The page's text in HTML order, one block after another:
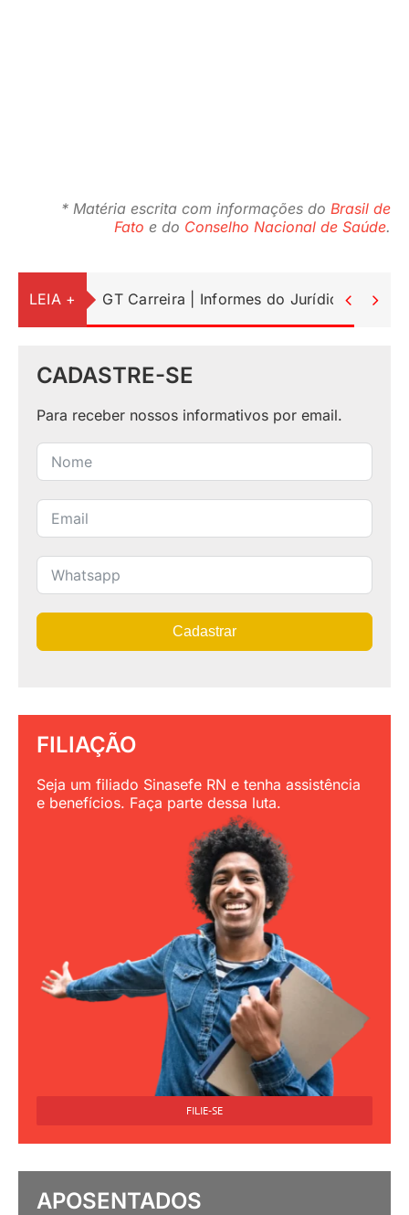
* Matéria escrita com informações do Brasil de
Fato e do Conselho Nacional de Saúde.
LEIA + GT Carreira | Informes do Jurídico 
CADASTRE-SE
Para receber nossos informativos por email.
Cadastrar
FILIAÇÃO
Seja um filiado Sinasefe RN e tenha assistência
e benefícios. Faça parte dessa luta.
FILIE-SE
APOSENTADOS